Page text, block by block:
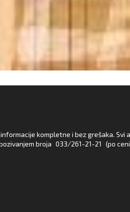
kompletne i bez grešaka. Svi
broja 033/261-21-21 (po